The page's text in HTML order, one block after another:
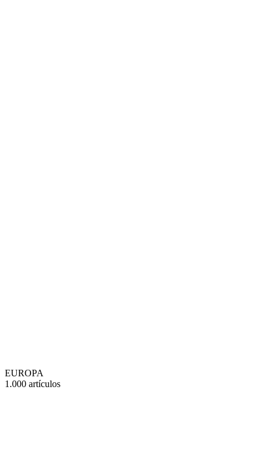
EUROPA
1.000 artículos